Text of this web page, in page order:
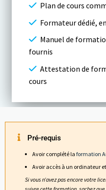
Plan de cours
Formateur dédié,
Manuel de
fournis
Attestation de
cours
Pré-requis
Avoir complété la formation
Avoir accès à un ordinateur
Si vous n’avez pas encore votre